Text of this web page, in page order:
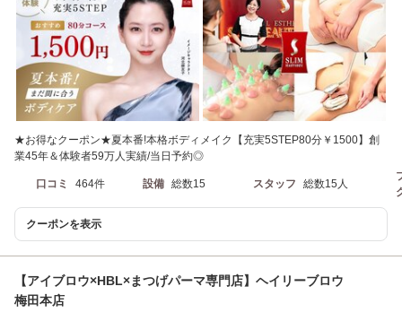
★お得なクーポン★夏本番!本格ボディメイク【充実5STEP80分￥1500】創
業45年＆体験者59万人実績/当日予約◎
口コミ 464件 設備 総数15 スタッフ 総数15人
クーポンを表示
【アイブロウ×HBL×まつげパーマ専門店】ヘイリーブロウ
梅田本店